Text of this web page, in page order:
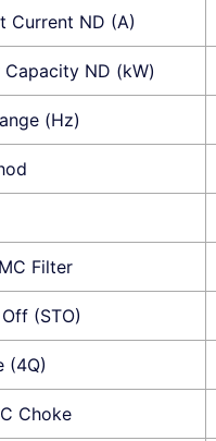
Current ND (A)
ND (kW)
(Hz)
Filter
(STO)
(4Q)
Choke